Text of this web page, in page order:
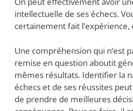
intellectuelle de ses échecs.
certainement fait l’expérience,
Une compréhension qui n’est
remise en question aboutit
mêmes résultats. Identifier la
échecs et de ses réussites
de prendre de meilleures